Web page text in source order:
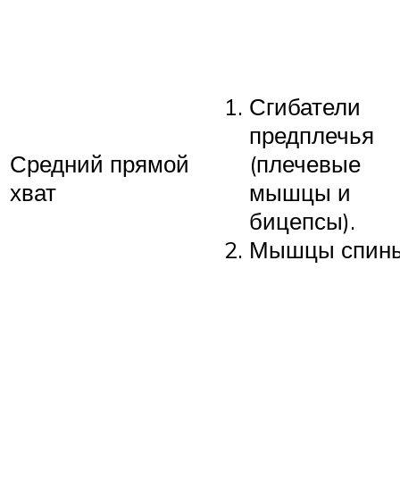
Средний прямой
хват
Сгибатели
предплечья
(плечевые
мышцы и
бицепсы).
Мышцы